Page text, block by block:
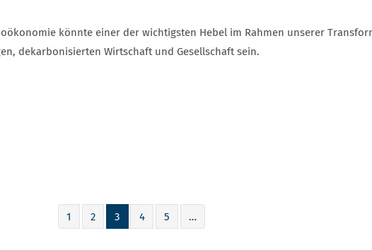
könnte einer der wichtigsten Hebel im Rahmen unserer
dekarbonisierten Wirtschaft und Gesellschaft sein.
1 2 3 4 5 …